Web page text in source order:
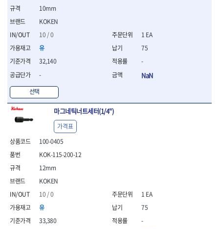
- 라쳇콤비네이션세트
- 라쳇렌치
- 함마렌치
- 미니라쳇세트
- 기타
- 라쳇 드라이버
- 스피드렌치
- 모터렌치
- 함마스패너
절연.전설.방폭공구
- 절연옵셋렌치
- 절연드라이버
- 절연스패너
- 절연T렌치
- 절연소켓
- 절연별소켓
- 절연별비트소켓
- 절연육각비트소켓
KOKEN
10 / 0
유
32,140
-
선택
10mm
1 EA
75
-
NaN
마그네틱너트세터(1/4")
100-0405
KOKEN
10 / 0
유
33,380
KOK-115-200-12
12mm
가격표
1 EA
75
-